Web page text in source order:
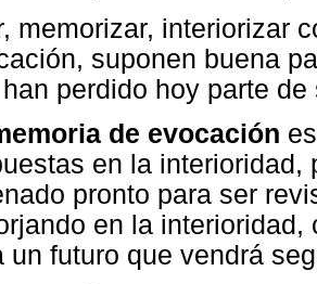
memorizar, interiorizar
suponen buena
perdido hoy parte
de evocación
en la interioridad,
pronto para ser
en la
un futuro que vendrá